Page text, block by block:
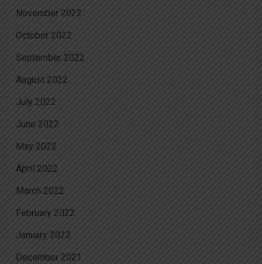
November 2022
October 2022
September 2022
August 2022
July 2022
June 2022
May 2022
April 2022
March 2022
February 2022
January 2022
December 2021